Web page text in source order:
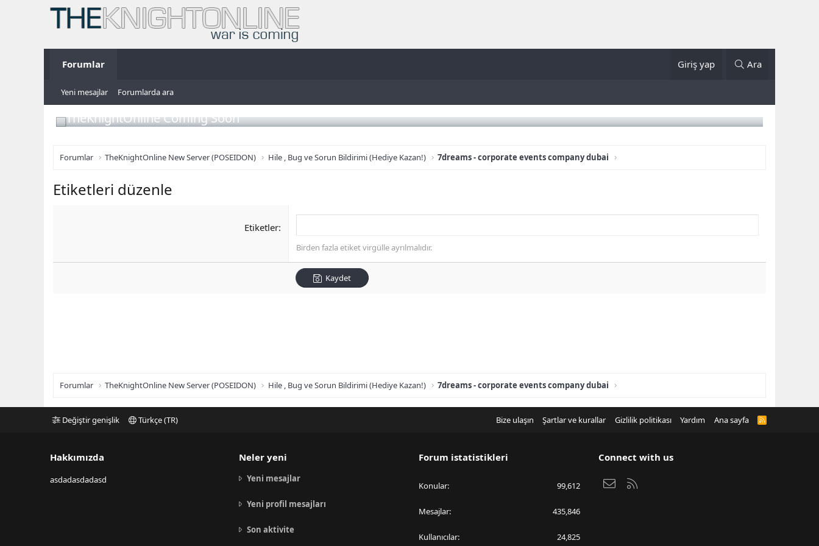
Forumlar Giriş yap Ara
Yeni mesajlar Forumlarda ara
TheKnightOnline Coming Soon
Forumlar TheKnightOnline New Server (POSEIDON) Hile , Bug ve Sorun Bildirimi (Hediye Kazan!) 7dreams - corporate events company dubai
Etiketleri düzenle
Etiketler
Birden fazla etiket virgülle ayrılmalıdır.
Kaydet
Forumlar TheKnightOnline New Server (POSEIDON) Hile , Bug ve Sorun Bildirimi (Hediye Kazan!) 7dreams - corporate events company dubai
Değiştir genişlik Türkçe (TR) Bize ulaşın Şartlar ve kurallar Gizlilik politikası Yardım Ana sayfa
R
Hakkımızda
asdadasdadasd
Neler yeni
Yeni mesajlar
Yeni profil mesajları
Son aktivite
Forum istatistikleri
Konular 99,612
Mesajlar 435,846
Kullanıcılar 24,825
Connect with us
Bize ulaşın